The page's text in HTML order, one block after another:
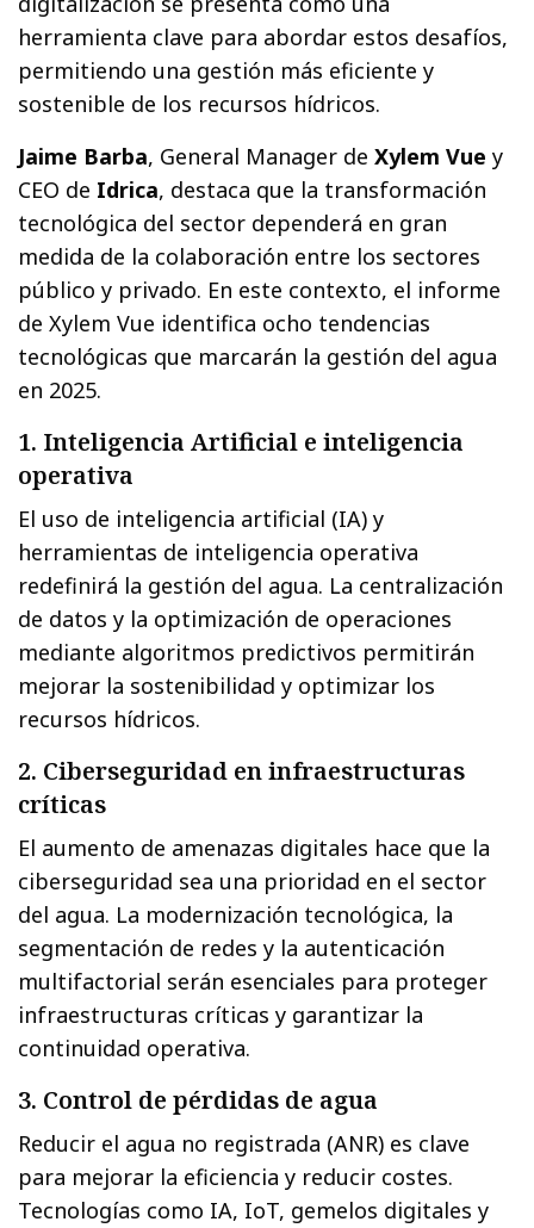
herramienta clave para abordar estos desafíos,
permitiendo una gestión más eficiente y
sostenible de los recursos hídricos.
Jaime Barba, General Manager deXylem Vue y
CEO de Idrica, destaca que la transformación
tecnológica del sector dependerá en gran
medida de la colaboración entre los sectores
público y privado. En este contexto, el informe
de Xylem Vue identifica ocho tendencias
tecnológicas que marcarán la gestión del agua
en 2025.
1. Inteligencia Artificial e inteligencia
operativa
El uso de inteligencia artificial (IA) y
herramientas de inteligencia operativa
redefinirá la gestión del agua. La centralización
de datos y la optimización de operaciones
mediante algoritmos predictivos permitirán
mejorar la sostenibilidad y optimizar los
recursos hídricos.
2. Ciberseguridad en infraestructuras
críticas
El aumento de amenazas digitales hace que la
ciberseguridad sea una prioridad en el sector
del agua. La modernización tecnológica, la
segmentación de redes y la autenticación
multifactorial serán esenciales para proteger
infraestructuras críticas y garantizar la
continuidad operativa.
3. Control de pérdidas de agua
Reducir el agua no registrada (ANR) es clave
para mejorar la eficiencia y reducir costes.
Tecnologías como IA, IoT, gemelos digitales y